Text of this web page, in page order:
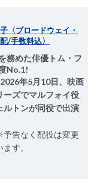
〈ブロードウェイ・
/手数料込〉
務めた俳優トム・フ
No.1!
年5月10日、映画
ーズでマルフォイ役
ルトンが同役で出演
告なく配役は変更
す。